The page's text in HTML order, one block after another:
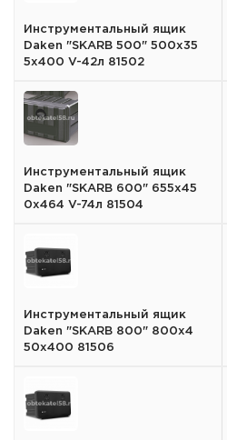
Инструментальный ящик
Daken "SKARB 500" 500х35
5х400 V-42л 81502
Инструментальный ящик
Daken "SKARB 600" 655х45
0х464 V-74л 81504
Инструментальный ящик
Daken "SKARB 800" 800х4
50х400 81506